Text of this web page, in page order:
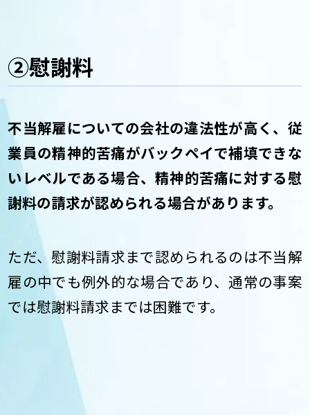
②慰謝料
不当解雇についての会社の違法性が高く、従
業員の精神的苦痛がバックペイで補填できな
いレベルである場合、精神的苦痛に対する慰
謝料の請求が認められる場合があります。
ただ、慰謝料請求まで認められるのは不当解
雇の中でも例外的な場合であり、通常の事案
では慰謝料請求までは困難です。